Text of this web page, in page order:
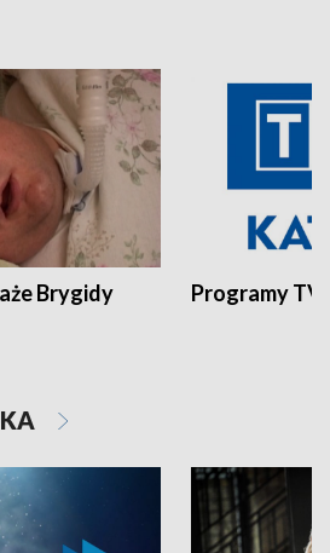
Brygidy
Programy